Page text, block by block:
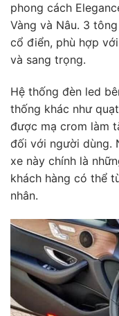
phong cách
Vàng và Nâu. 3
cổ điển, phù hợp
và sang trọng.
Hệ thống đèn led
thống khác như
được mạ crom làm
đối với người dùng.
xe này chính là
khách hàng có thể
nhân.